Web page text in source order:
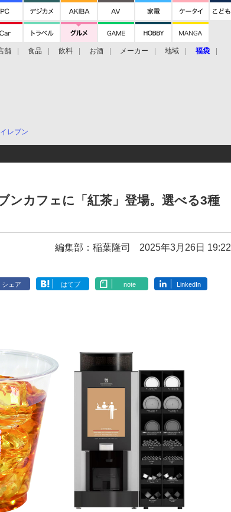
舗 食品 飲料 お酒 メーカー 地域 福袋
レブン
ンカフェに「紅茶」登場。選べる3種
編集部：稲葉隆司 2025年3月26日 19:22
シェア はてブ note LinkedIn